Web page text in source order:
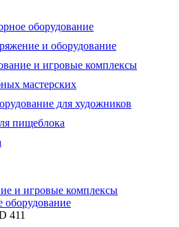
оборудование
и оборудование
и игровые комплексы
мастерских
для художников
пищеблока
и игровые комплексы
оборудование
411